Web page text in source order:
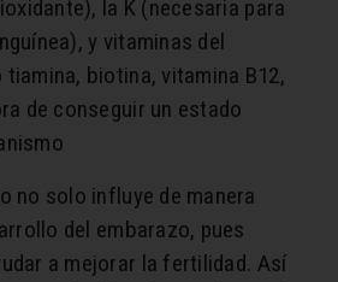
la K (necesaria para
y vitaminas del
biotina, vitamina B12,
de conseguir un estado
no solo influye de manera
del embarazo, pues
a mejorar la fertilidad. Así